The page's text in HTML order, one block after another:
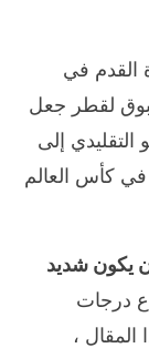
القدم في
لقطر جعل
إلى
كأس العالم
يكون شديد
درجات
،